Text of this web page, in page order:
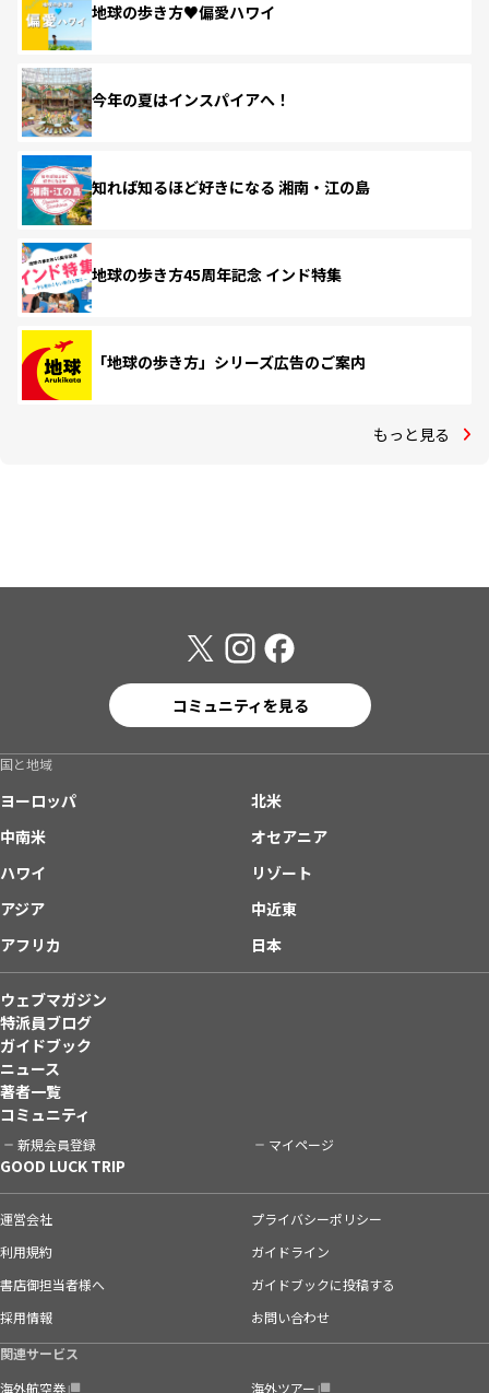
地球の歩き方♥偏愛ハワイ
今年の夏はインスパイアへ！
知れば知るほど好きになる 湘南・江の島
地球の歩き方45周年記念 インド特集
「地球の歩き方」シリーズ広告のご案内
もっと見る
コミュニティを見る
国と地域
ヨーロッパ
北米
中南米
オセアニア
ハワイ
リゾート
アジア
中近東
アフリカ
日本
ウェブマガジン
特派員ブログ
ガイドブック
ニュース
著者一覧
コミュニティ
新規会員登録 マイページ
GOOD LUCK TRIP
運営会社
プライバシーポリシー
利用規約
ガイドライン
書店御担当者様へ
ガイドブックに投稿する
採用情報
お問い合わせ
関連サービス
海外航空券
海外ツアー